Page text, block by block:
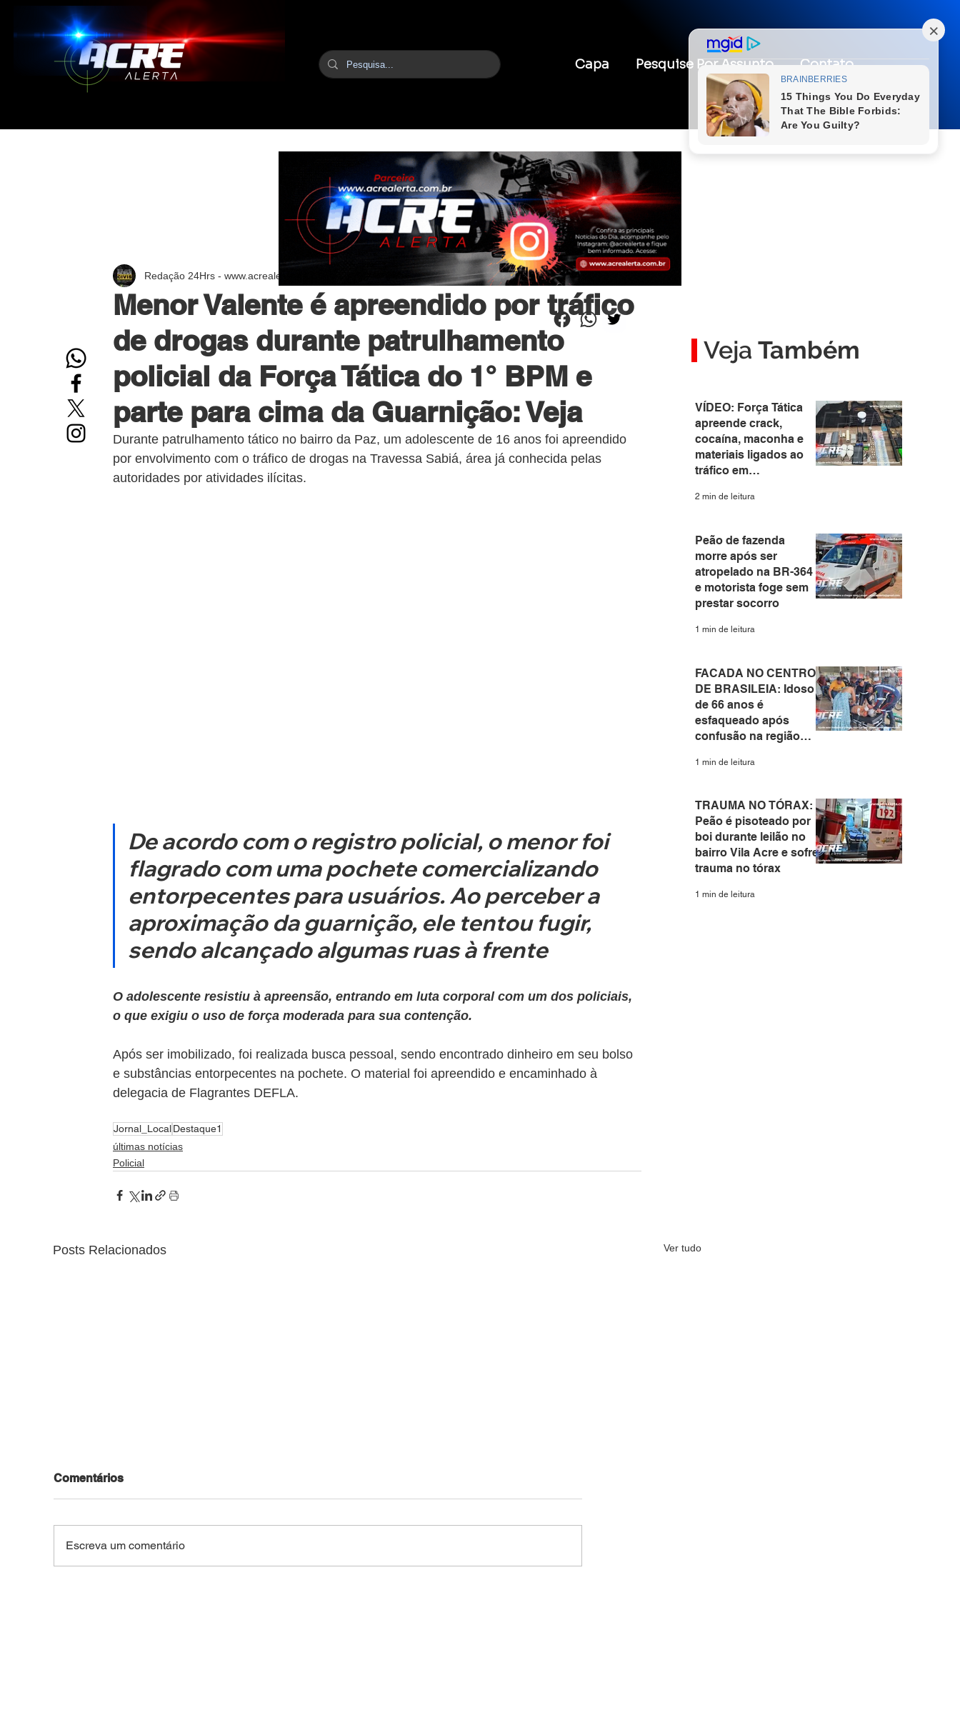
Capa Pesquise Por Assunto Contato
Menor Valente é apreendido por tráfico
de drogas durante patrulhamento
policial da Força Tática do 1° BPM e
parte para cima da Guarnição: Veja
Redação 24Hrs - www.acrealerta.com.br 22 de abr. de 2025 1 min de leitura
Durante patrulhamento tático no bairro da Paz, um adolescente de 16 anos foi apreendido
por envolvimento com o tráfico de drogas na Travessa Sabiá, área já conhecida pelas
autoridades por atividades ilícitas.
De acordo com o registro policial, o menor foi
flagrado com uma pochete comercializando
entorpecentes para usuários. Ao perceber a
aproximação da guarnição, ele tentou fugir,
sendo alcançado algumas ruas à frente
O adolescente resistiu à apreensão, entrando em luta corporal com um dos policiais,
o que exigiu o uso de força moderada para sua contenção.
Após ser imobilizado, foi realizada busca pessoal, sendo encontrado dinheiro em seu bolso
e substâncias entorpecentes na pochete. O material foi apreendido e encaminhado à
delegacia de Flagrantes DEFLA.
Jornal_LocalDestaque1
últimas notícias
Policial
Posts Relacionados Ver tudo
Comentários
Escreva um comentário
VÍDEO: Força Tática
apreende crack,
cocaína, maconha e
materiais ligados ao
tráfico em
Helena
2 min de leitura
Peão de fazenda
morre após ser
atropelado na BR-364
e motorista foge sem
prestar socorro
1 min de leitura
FACADA NO CENTRO
DE BRASILEIA: Idoso
de 66 anos é
esfaqueado após
confusão na região
Acre
1 min de leitura
TRAUMA NO TÓRAX:
Peão é pisoteado por
boi durante leilão no
bairro Vila Acre e sofre
trauma no tórax
1 min de leitura
Veja Também